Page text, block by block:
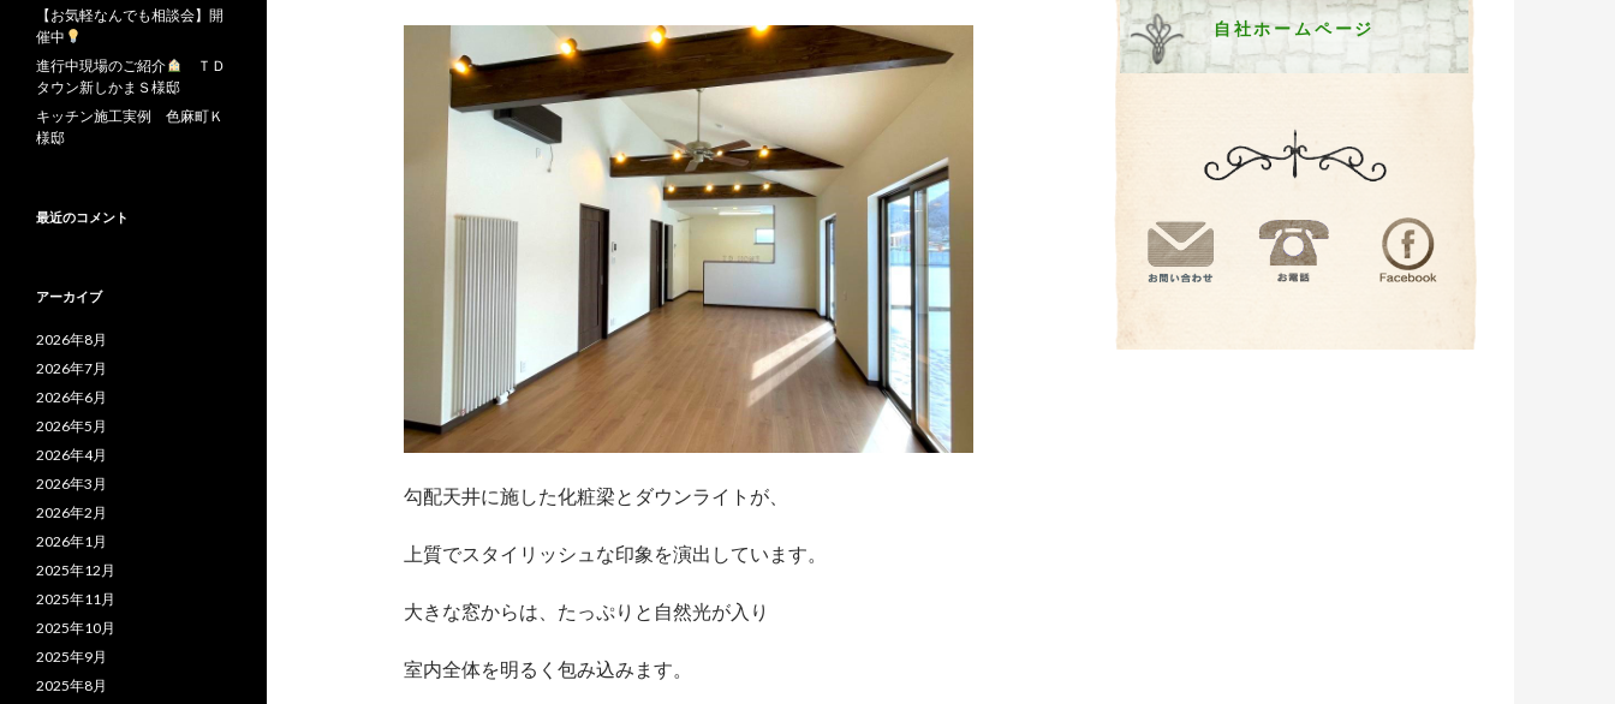
勾配天井に施した化粧梁とダウンライトが、
上質でスタイリッシュな印象を演出しています。
大きな窓からは、たっぷりと自然光が入り
室内全体を明るく包み込みます。
自社ホームページ
【お気軽なんでも相談会】開
催中
進行中現場のご紹介
ＴＤ
タウン新しかまＳ様邸
キッチン施工実例 色麻町Ｋ
様邸
最近のコメント
アーカイブ
2026年8月
2026年7月
2026年6月
2026年5月
2026年4月
2026年3月
2026年2月
2026年1月
2025年12月
2025年11月
2025年10月
2025年9月
2025年8月